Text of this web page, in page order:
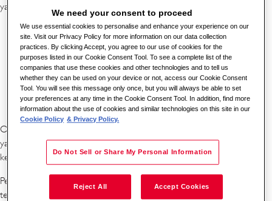
yang luas dengan lebih dari 5.000 materi pembelajaran, termasuk:
E-book dan podcast untuk belajar di mana saja.
Kursus interaktif untuk pengalaman yang menarik.
Ruang kelas langsung virtual untuk pembelajaran waktu nyata.
Dukungan multi-bahasa untuk memastikan semua orang dapat
belajar dengan nyaman.
Orientasi dan Selanjutnya: Kami menyediakan program orientasi kerja
yang komprehensif serta pelatihan berkelanjutan untuk mendukung
keterampilan profesional dan operasional Anda.
Pembelajaran Berbasis Teknologi: Kami terus berinvestasi dalam
teknologi untuk meningkatkan program pembelajaran online kami dan
We need your consent to proceed
We use essential cookies to personalise and enhance your experience on our
site. Visit our Privacy Policy for more information on our data collection
practices. By clicking Accept, you agree to our use of cookies for the
purposes listed in our Cookie Consent Tool. To see a complete list of the
companies that use these cookies and other technologies and to tell us
whether they can be used on your device or not, access our Cookie Consent
Tool. You will see this message only once, but you will always be able to set
your preferences at any time in the Cookie Consent Tool. In addition, find more
information about the use of cookies and similar technologies on this site in our
Cookie Policy & Privacy Policy.
Do Not Sell or Share My Personal Information
Reject All Accept Cookies